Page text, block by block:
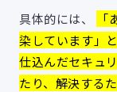
具体的には、
染しています」
仕込んだセキュ
たり、解決する